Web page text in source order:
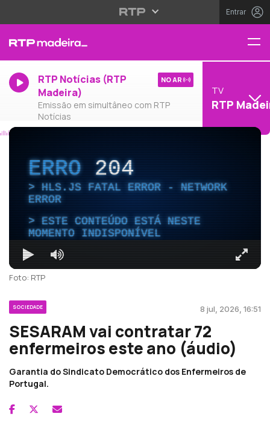
Entrar
RTP Notícias (RTP
Madeira)
Emissão em simultâneo com RTP
Notícias
NO AR
TV
RTP
ERRO204
HLS.JS FATAL ERROR - NETWORK
ERROR
ESTE CONTEÚDO ESTÁ NESTE
MOMENTO INDISPONÍVEL
Foto: RTP
SOCIEDADE 8 jul, 2026, 16:51
SESARAM vai contratar 72
enfermeiros este ano (áudio)
Garantia do Sindicato Democrático dos Enfermeiros de
Portugal.